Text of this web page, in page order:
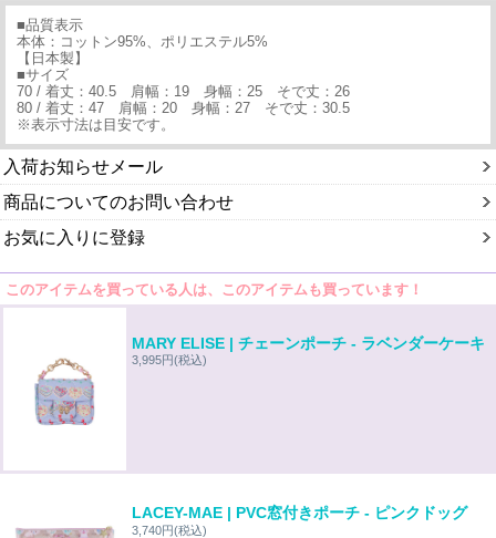
■品質表示
本体：コットン95%、ポリエステル5%
【日本製】
■サイズ
70 / 着丈：40.5 肩幅：19 身幅：25 そで丈：26
80 / 着丈：47 肩幅：20 身幅：27 そで丈：30.5
※表示寸法は目安です。
入荷お知らせメール
商品についてのお問い合わせ
お気に入りに登録
このアイテムを買っている人は、このアイテムも買っています！
MARY ELISE | チェーンポーチ - ラベンダーケーキ
3,995円(税込)
LACEY-MAE | PVC窓付きポーチ - ピンクドッグ
3,740円(税込)